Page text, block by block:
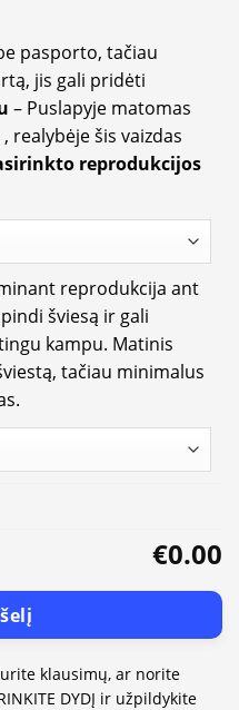
pasporto, tačiau
jis gali pridėti
– Puslapyje matomas
, realybėje šis vaizdas
reprodukcijos
reprodukcija ant
šviesą ir gali
kampu. Matinis
tačiau minimalus
€0.00
klausimų, ar norite
DYDĮ ir užpildykite